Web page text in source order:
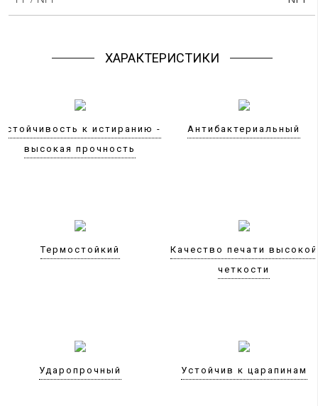
ХАРАКТЕРИСТИКИ
к истиранию -
высокая прочность
Антибактериальный
Термостойкий
Качество печати высокой
четкости
Ударопрочный Устойчив к царапинам